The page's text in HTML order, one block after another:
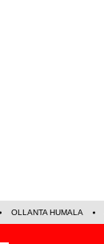
OLLANTA HUMALA